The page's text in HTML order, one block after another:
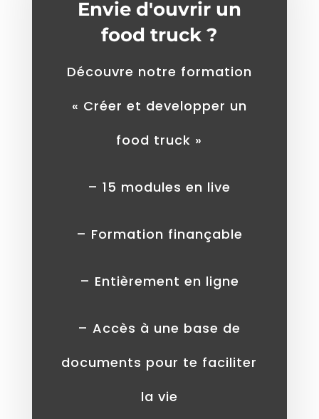
Envie d'ouvrir un
food truck ?
Découvre notre formation
« Créer et developper un
food truck »
– 15 modules en live
– Formation finançable
– Entièrement en ligne
– Accès à une base de
documents pour te faciliter
la vie